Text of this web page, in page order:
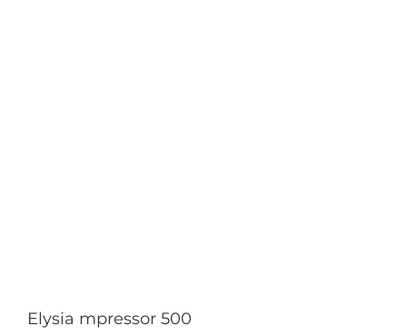
Elysia mpressor 500